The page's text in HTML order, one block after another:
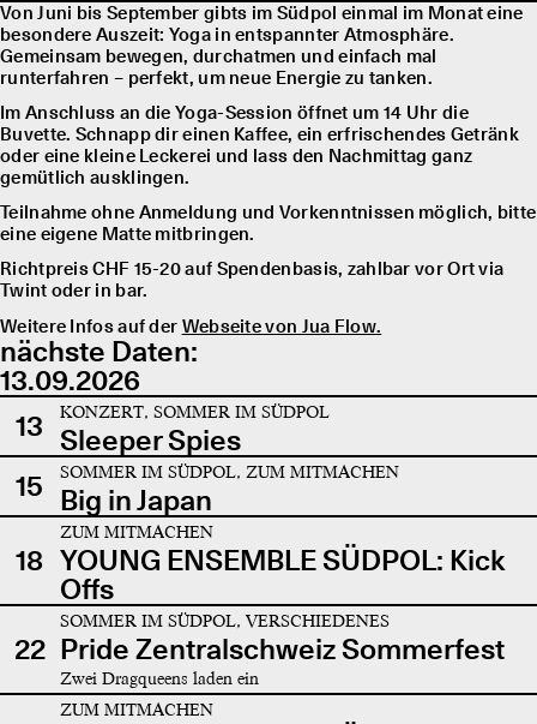
Von Juni bis September gibts im Südpol einmal im Monat eine
besondere Auszeit: Yoga in entspannter Atmosphäre.
Gemeinsam bewegen, durchatmen und einfach mal
runterfahren – perfekt, um neue Energie zu tanken.
Im Anschluss an die Yoga-Session öffnet um 14 Uhr die
Buvette. Schnapp dir einen Kaffee, ein erfrischendes Getränk
oder eine kleine Leckerei und lass den Nachmittag ganz
gemütlich ausklingen.
Teilnahme ohne Anmeldung und Vorkenntnissen möglich, bitte
eine eigene Matte mitbringen.
Richtpreis CHF 15-20 auf Spendenbasis, zahlbar vor Ort via
Twint oder in bar.
Weitere Infos auf der Webseite von Jua Flow.
nächste Daten:
13.09.2026
13
KONZERT, SOMMER IM SÜDPOL
Sleeper Spies
15
SOMMER IM SÜDPOL, ZUM MITMACHEN
Big in Japan
18
ZUM MITMACHEN
YOUNG ENSEMBLE SÜDPOL: Kick
Offs
22
SOMMER IM SÜDPOL, VERSCHIEDENES
Pride Zentralschweiz Sommerfest
Zwei Dragqueens laden ein
ZUM MITMACHEN